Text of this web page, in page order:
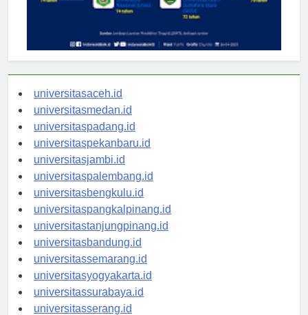
universitasaceh.id
universitasmedan.id
universitaspadang.id
universitaspekanbaru.id
universitasjambi.id
universitaspalembang.id
universitasbengkulu.id
universitaspangkalpinang.id
universitastanjungpinang.id
universitasbandung.id
universitassemarang.id
universitasyogyakarta.id
universitassurabaya.id